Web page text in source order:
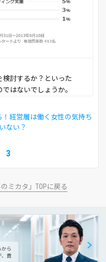
検討するか？といった
はないでしょうか。
！経営層は働く女性の気持ち
ない？
3
ミカタ」TOPに戻る
から
、責